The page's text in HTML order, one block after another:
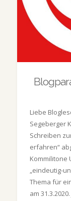
Liebe
Segeberger
Schreiben
erfahren“
Kommilitone
„eindeutig-
Thema für
am